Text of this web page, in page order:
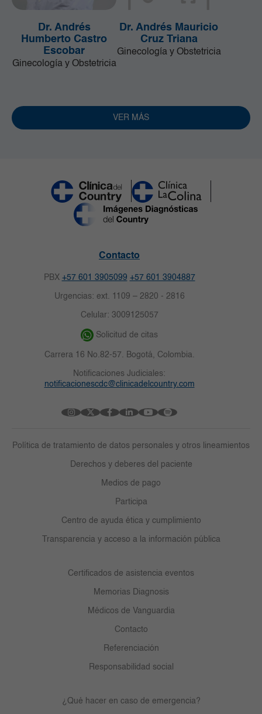
Dr. Andrés
Humberto Castro
Escobar
Ginecología y Obstetricia
Dr. Andrés Mauricio
Cruz Triana
Ginecología y Obstetricia
VER MÁS
Contacto
PBX +57 601 3905099 +57 601 3904887
Urgencias: ext. 1109 – 2820 - 2816
Celular: 3009125057
Solicitud de citas
Carrera 16 No.82-57. Bogotá, Colombia.
Notificaciones Judiciales:
notificacionescdc@clinicadelcountry.com
Política de tratamiento de datos personales y otros lineamientos
Derechos y deberes del paciente
Medios de pago
Participa
Centro de ayuda ética y cumplimiento
Transparencia y acceso a la información pública
Certificados de asistencia eventos
Memorias Diagnosis
Médicos de Vanguardia
Contacto
Referenciación
Responsabilidad social
¿Qué hacer en caso de emergencia?